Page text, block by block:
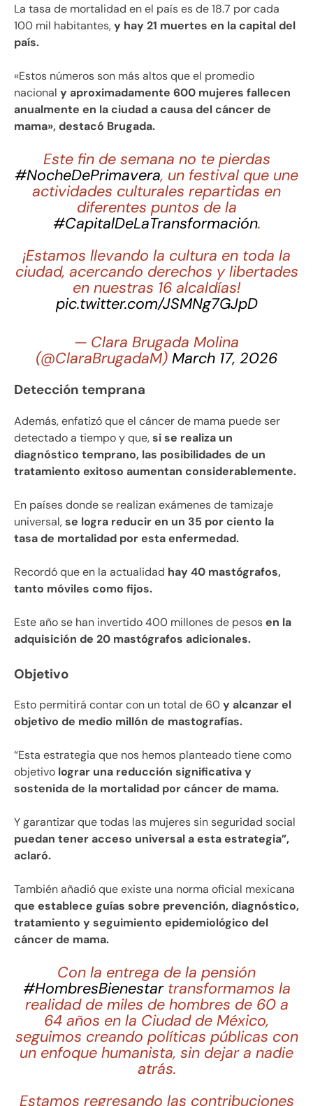
La tasa de mortalidad en el país es de 18.7 por cada
100 mil habitantes,y hay 21 muertes en la capital del
país.
«Estos números son más altos que el promedio
nacional y aproximadamente 600 mujeres fallecen
anualmente en la ciudad a causa del cáncer de
mama», destacó Brugada.
Este fin de semana no te pierdas
#NocheDePrimavera, un festival que une
actividades culturales repartidas en
diferentes puntos de la
#CapitalDeLaTransformación.
¡Estamos llevando la cultura en toda la
ciudad, acercando derechos y libertades
en nuestras 16 alcaldías!
pic.twitter.com/JSMNg7GJpD
— Clara Brugada Molina
(@ClaraBrugadaM) March 17, 2026
Detección temprana
Además, enfatizó que el cáncer de mama puede ser
detectado a tiempo y que,si se realiza un
diagnóstico temprano, las posibilidades de un
tratamiento exitoso aumentan considerablemente.
En países donde se realizan exámenes de tamizaje
universal,se logra reducir en un 35 por ciento la
tasa de mortalidad por esta enfermedad.
Recordó que en la actualidad hay 40 mastógrafos,
tanto móviles como fijos.
Este año se han invertido 400 millones de pesosen la
adquisición de 20 mastógrafos adicionales.
Objetivo
Esto permitirá contar con un total de 60y alcanzar el
objetivo de medio millón de mastografías.
“Esta estrategia que nos hemos planteado tiene como
objetivo lograr una reducción significativa y
sostenida de la mortalidad por cáncer de mama.
Y garantizar que todas las mujeres sin seguridad social
puedan tener acceso universal a esta estrategia”,
aclaró.
También añadió que existe una norma oficial mexicana
que establece guías sobre prevención, diagnóstico,
tratamiento y seguimiento epidemiológico del
cáncer de mama.
Con la entrega de la pensión
#HombresBienestartransformamos la
realidad de miles de hombres de 60 a
64 años en la Ciudad de México,
seguimos creando políticas públicas con
un enfoque humanista, sin dejar a nadie
atrás.
Estamos regresando las contribuciones